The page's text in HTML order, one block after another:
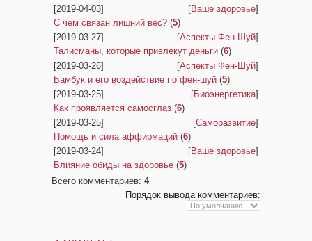
[2019-04-03]
[Ваше здоровье]
С чем связан лишний вес? (5)
[2019-03-27]
[Аспекты Фен-Шуй]
Талисманы, которые привлекут деньги (6)
[2019-03-26]
[Аспекты Фен-Шуй]
Бамбук и его воздействие по фен-шуй (5)
[2019-03-25]
[Биоэнергетика]
Как проявляется самосглаз (6)
[2019-03-25]
[Саморазвитие]
Помощь и сила аффирмаций (6)
[2019-03-24]
[Ваше здоровье]
Влияние обиды на здоровье (5)
Всего комментариев: 4
Порядок вывода комментариев: